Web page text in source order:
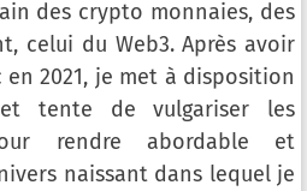
des crypto monnaies, des
celui du Web3. Après avoir
2021, je met à disposition
et tente de vulgariser les
rendre abordable et
naissant dans lequel je